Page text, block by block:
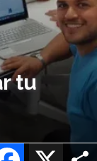
tu
X
Facebook